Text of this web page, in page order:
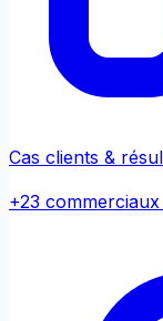
Cas clients &
+23